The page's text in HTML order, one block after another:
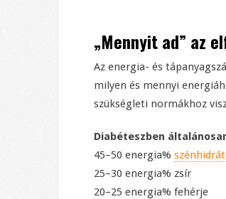
„Mennyit ad” az
Az energia- és
milyen és mennyi
szükségleti normákhoz
Diabéteszben
45–50 energia% szénhidrát
25–30 energia% zsír
20–25 energia% fehérje